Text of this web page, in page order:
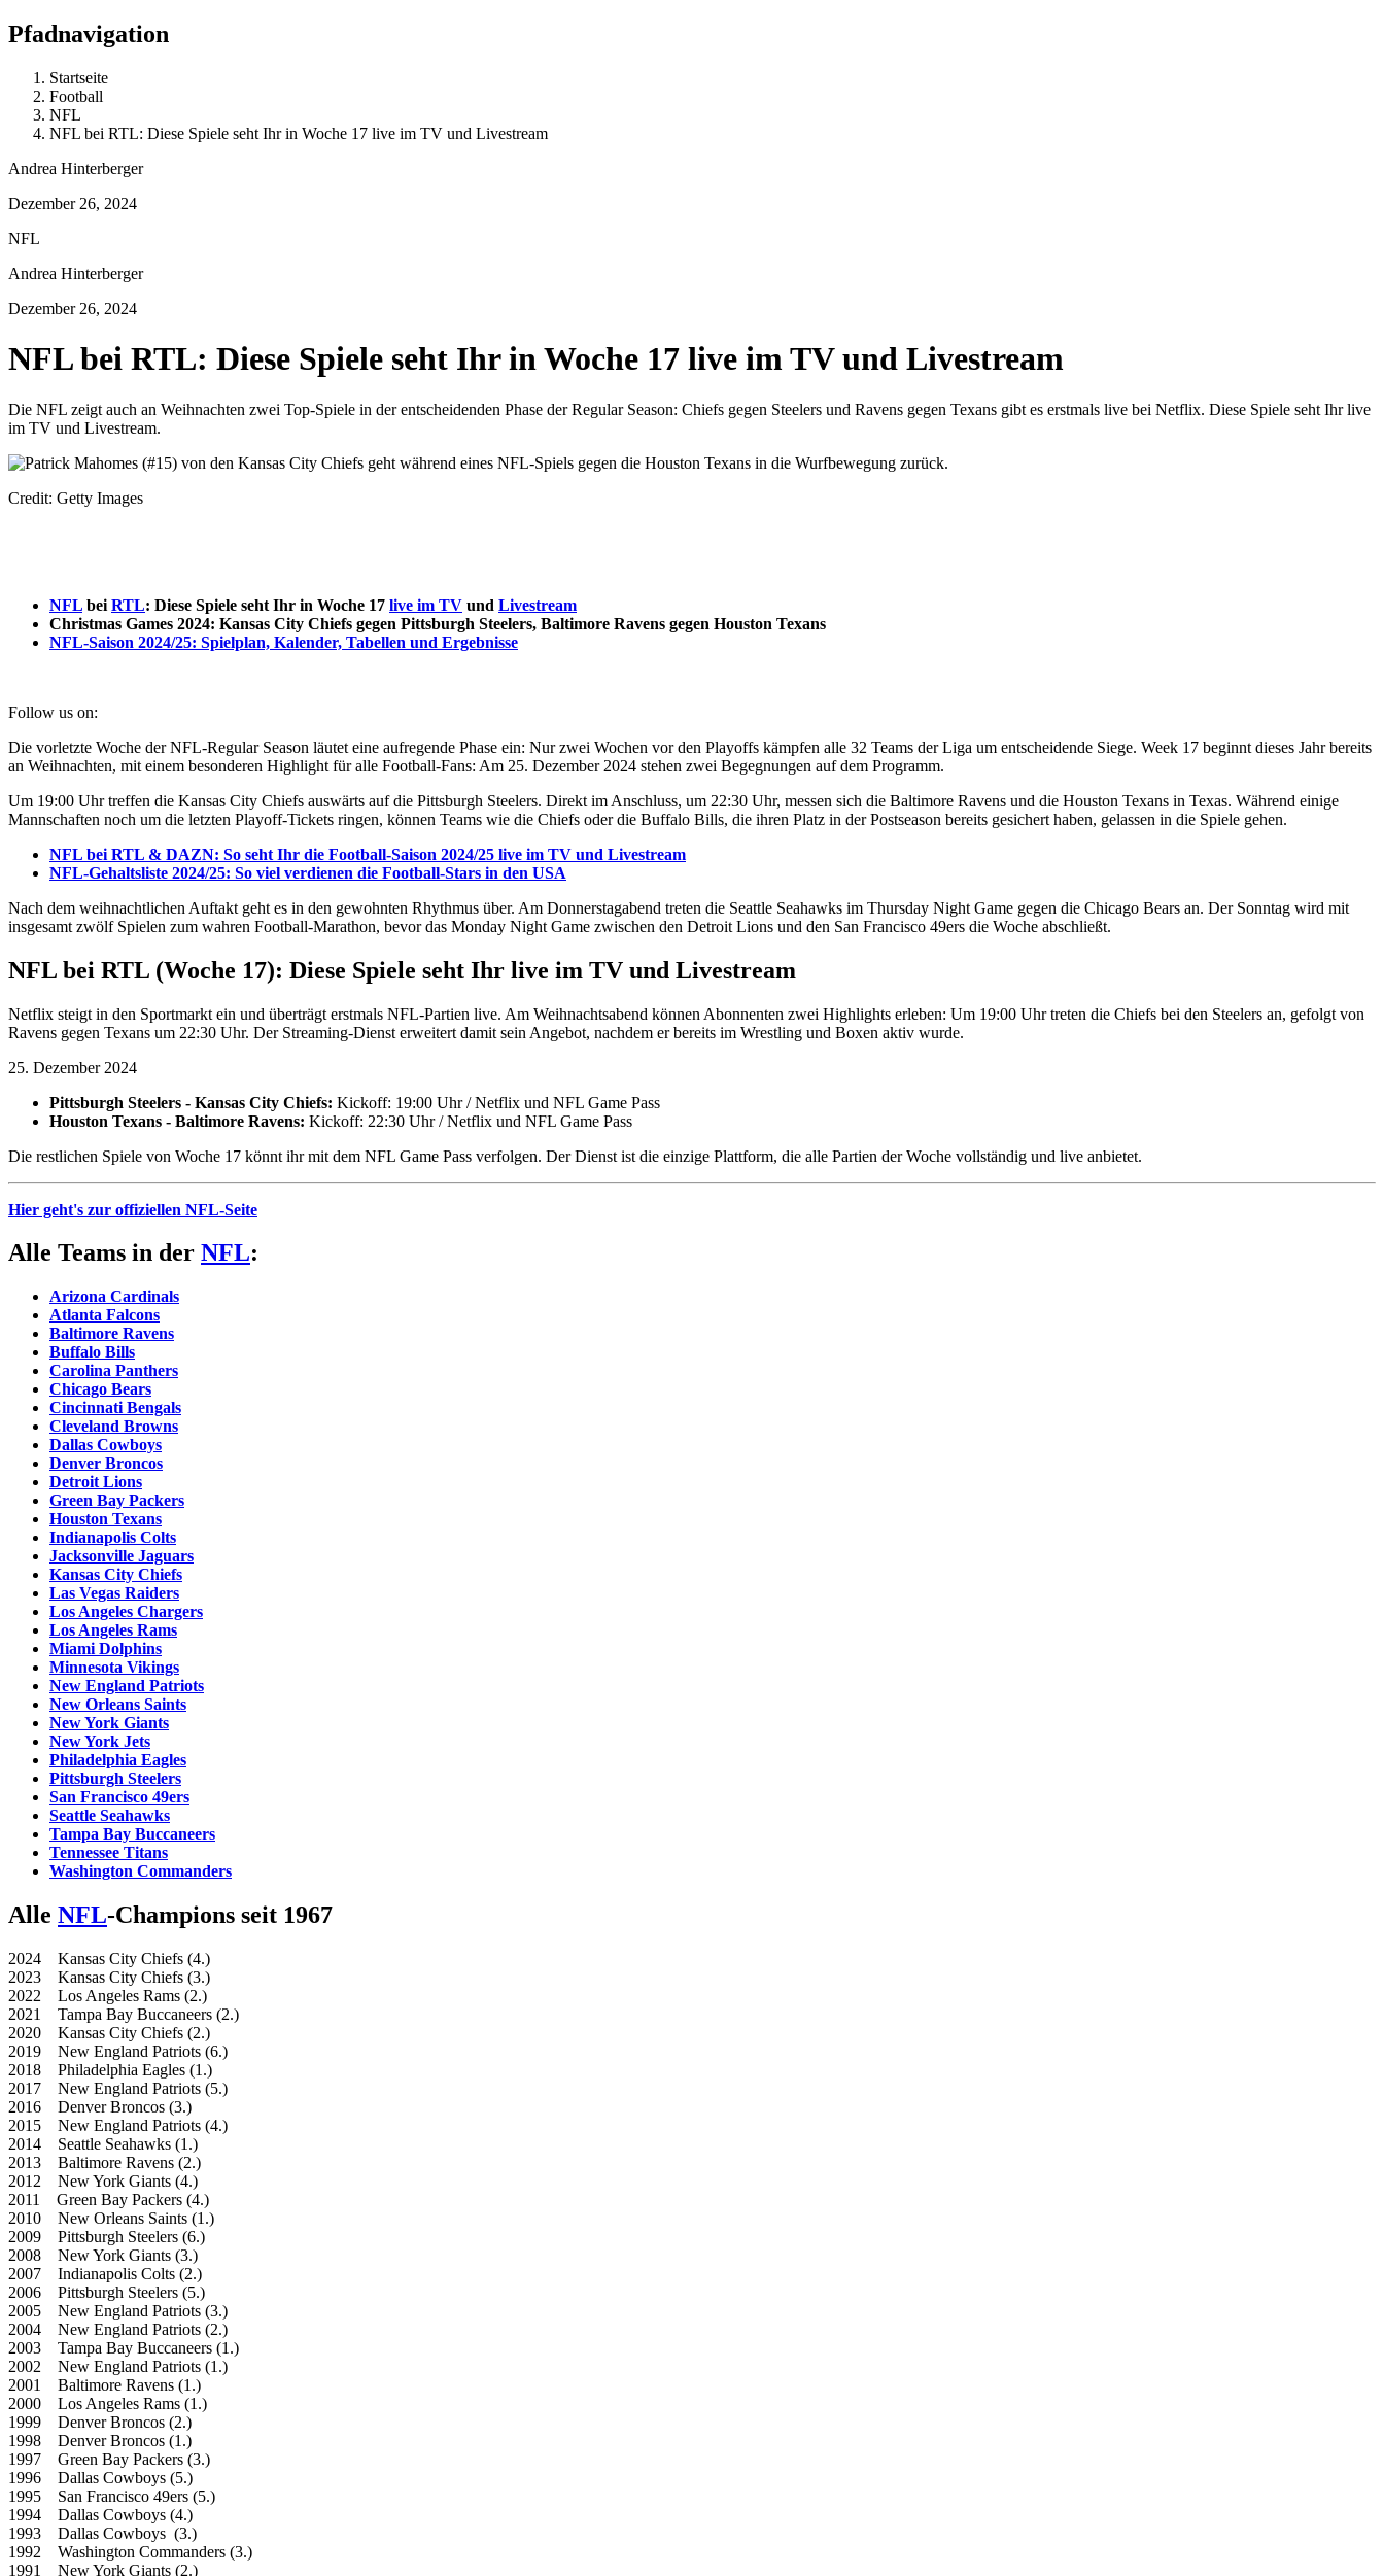
Pfadnavigation
Startseite
Football
NFL
NFL bei RTL: Diese Spiele seht Ihr in Woche 17 live im TV und Livestream
Andrea Hinterberger
Dezember 26, 2024
NFL
Andrea Hinterberger
Dezember 26, 2024
NFL bei RTL: Diese Spiele seht Ihr in Woche 17 live im TV und Livestream
Die NFL zeigt auch an Weihnachten zwei Top-Spiele in der entscheidenden Phase der Regular Season: Chiefs gegen Steelers und Ravens gegen Texans gibt es erstmals live bei Netflix. Diese Spiele seht Ihr live
im TV und Livestream.
Credit: Getty Images
NFL bei RTL: Diese Spiele seht Ihr in Woche 17 live im TV und Livestream
Christmas Games 2024: Kansas City Chiefs gegen Pittsburgh Steelers, Baltimore Ravens gegen Houston Texans
NFL-Saison 2024/25: Spielplan, Kalender, Tabellen und Ergebnisse
Follow us on:
Die vorletzte Woche der NFL-Regular Season läutet eine aufregende Phase ein: Nur zwei Wochen vor den Playoffs kämpfen alle 32 Teams der Liga um entscheidende Siege. Week 17 beginnt dieses Jahr bereits
an Weihnachten, mit einem besonderen Highlight für alle Football-Fans: Am 25. Dezember 2024 stehen zwei Begegnungen auf dem Programm.
Um 19:00 Uhr treffen die Kansas City Chiefs auswärts auf die Pittsburgh Steelers. Direkt im Anschluss, um 22:30 Uhr, messen sich die Baltimore Ravens und die Houston Texans in Texas. Während einige
Mannschaften noch um die letzten Playoff-Tickets ringen, können Teams wie die Chiefs oder die Buffalo Bills, die ihren Platz in der Postseason bereits gesichert haben, gelassen in die Spiele gehen.
NFL bei RTL & DAZN: So seht Ihr die Football-Saison 2024/25 live im TV und Livestream
NFL-Gehaltsliste 2024/25: So viel verdienen die Football-Stars in den USA
Nach dem weihnachtlichen Auftakt geht es in den gewohnten Rhythmus über. Am Donnerstagabend treten die Seattle Seahawks im Thursday Night Game gegen die Chicago Bears an. Der Sonntag wird mit
insgesamt zwölf Spielen zum wahren Football-Marathon, bevor das Monday Night Game zwischen den Detroit Lions und den San Francisco 49ers die Woche abschließt.
NFL bei RTL (Woche 17): Diese Spiele seht Ihr live im TV und Livestream
Netflix steigt in den Sportmarkt ein und überträgt erstmals NFL-Partien live. Am Weihnachtsabend können Abonnenten zwei Highlights erleben: Um 19:00 Uhr treten die Chiefs bei den Steelers an, gefolgt von
Ravens gegen Texans um 22:30 Uhr. Der Streaming-Dienst erweitert damit sein Angebot, nachdem er bereits im Wrestling und Boxen aktiv wurde.
25. Dezember 2024
Pittsburgh Steelers - Kansas City Chiefs: Kickoff: 19:00 Uhr / Netflix und NFL Game Pass
Houston Texans - Baltimore Ravens: Kickoff: 22:30 Uhr / Netflix und NFL Game Pass
Die restlichen Spiele von Woche 17 könnt ihr mit dem NFL Game Pass verfolgen. Der Dienst ist die einzige Plattform, die alle Partien der Woche vollständig und live anbietet.
Hier geht's zur offiziellen NFL-Seite
Alle Teams in der NFL:
Arizona Cardinals
Atlanta Falcons
Baltimore Ravens
Buffalo Bills
Carolina Panthers
Chicago Bears
Cincinnati Bengals
Cleveland Browns
Dallas Cowboys
Denver Broncos
Detroit Lions
Green Bay Packers
Houston Texans
Indianapolis Colts
Jacksonville Jaguars
Kansas City Chiefs
Las Vegas Raiders
Los Angeles Chargers
Los Angeles Rams
Miami Dolphins
Minnesota Vikings
New England Patriots
New Orleans Saints
New York Giants
New York Jets
Philadelphia Eagles
Pittsburgh Steelers
San Francisco 49ers
Seattle Seahawks
Tampa Bay Buccaneers
Tennessee Titans
Washington Commanders
Alle NFL-Champions seit 1967
2024 Kansas City Chiefs (4.)
2023 Kansas City Chiefs (3.)
2022 Los Angeles Rams (2.)
2021 Tampa Bay Buccaneers (2.)
2020 Kansas City Chiefs (2.)
2019 New England Patriots (6.)
2018 Philadelphia Eagles (1.)
2017 New England Patriots (5.)
2016 Denver Broncos (3.)
2015 New England Patriots (4.)
2014 Seattle Seahawks (1.)
2013 Baltimore Ravens (2.)
2012 New York Giants (4.)
2011 Green Bay Packers (4.)
2010 New Orleans Saints (1.)
2009 Pittsburgh Steelers (6.)
2008 New York Giants (3.)
2007 Indianapolis Colts (2.)
2006 Pittsburgh Steelers (5.)
2005 New England Patriots (3.)
2004 New England Patriots (2.)
2003 Tampa Bay Buccaneers (1.)
2002 New England Patriots (1.)
2001 Baltimore Ravens (1.)
2000 Los Angeles Rams (1.)
1999 Denver Broncos (2.)
1998 Denver Broncos (1.)
1997 Green Bay Packers (3.)
1996 Dallas Cowboys (5.)
1995 San Francisco 49ers (5.)
1994 Dallas Cowboys (4.)
1993 Dallas Cowboys (3.)
1992 Washington Commanders (3.)
1991 New York Giants (2.)